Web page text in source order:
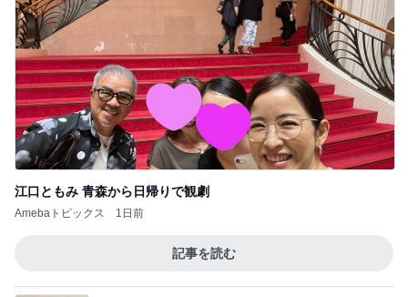
江口ともみ 青森から日帰りで観劇
Amebaトピックス 1日前
記事を読む